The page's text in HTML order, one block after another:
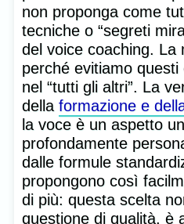
non proponga come
tecniche o “segreti
del voice coaching. La
perché evitiamo
nel “tutti gli altri”. La
della formazione e
la voce è un aspetto
profondamente
dalle formule
propongono così
di più: questa scelta
questione di qualità, è